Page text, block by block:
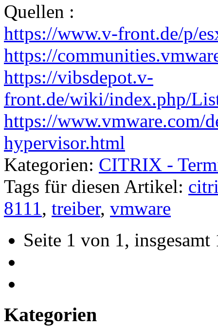
Quellen :
https://www.v-front.de/p/
https://
https://vibsdepot.v-
front.de/wiki/index.php/
https://www.vmware.com/
hypervisor.html
Kategorien: CITRIX -
Tags für diesen Artikel:
8111, treiber, vmware
Seite 1 von 1, insgesamt
Kategorien